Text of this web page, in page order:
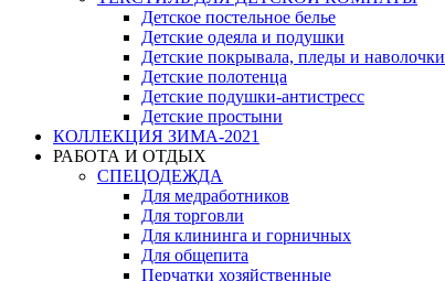
Детское постельное белье
Детские одеяла и подушки
Детские покрывала, пледы и наволочки
Детские полотенца
Детские подушки-антистресс
Детские простыни
КОЛЛЕКЦИЯ ЗИМА-2021
РАБОТА И ОТДЫХ
СПЕЦОДЕЖДА
Для медработников
Для торговли
Для клининга и горничных
Для общепита
Перчатки хозяйственные